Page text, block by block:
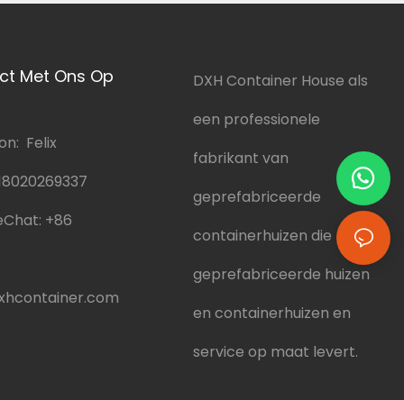
Met Ons Op
Felix
+86
DXH Container House als
een professionele
fabrikant van
geprefabriceerde
containerhuizen die
geprefabriceerde huizen
en containerhuizen en
service op maat levert.